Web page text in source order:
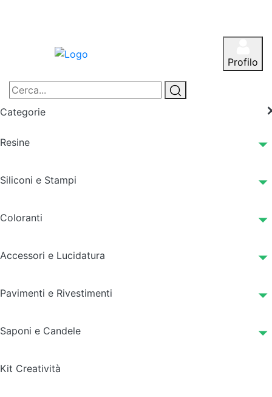
Profilo
Categorie
Resine
Siliconi e Stampi
Coloranti
Accessori e Lucidatura
Pavimenti e Rivestimenti
Saponi e Candele
Kit Creatività